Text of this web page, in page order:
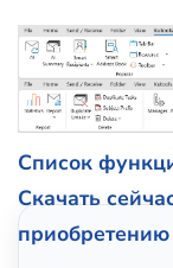
Список
Скачать
приобретению